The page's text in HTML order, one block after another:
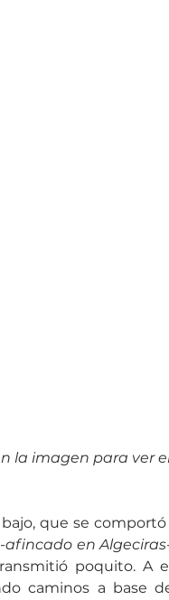
la imagen para ver
que se
-afincado en
poquito. A
caminos a base